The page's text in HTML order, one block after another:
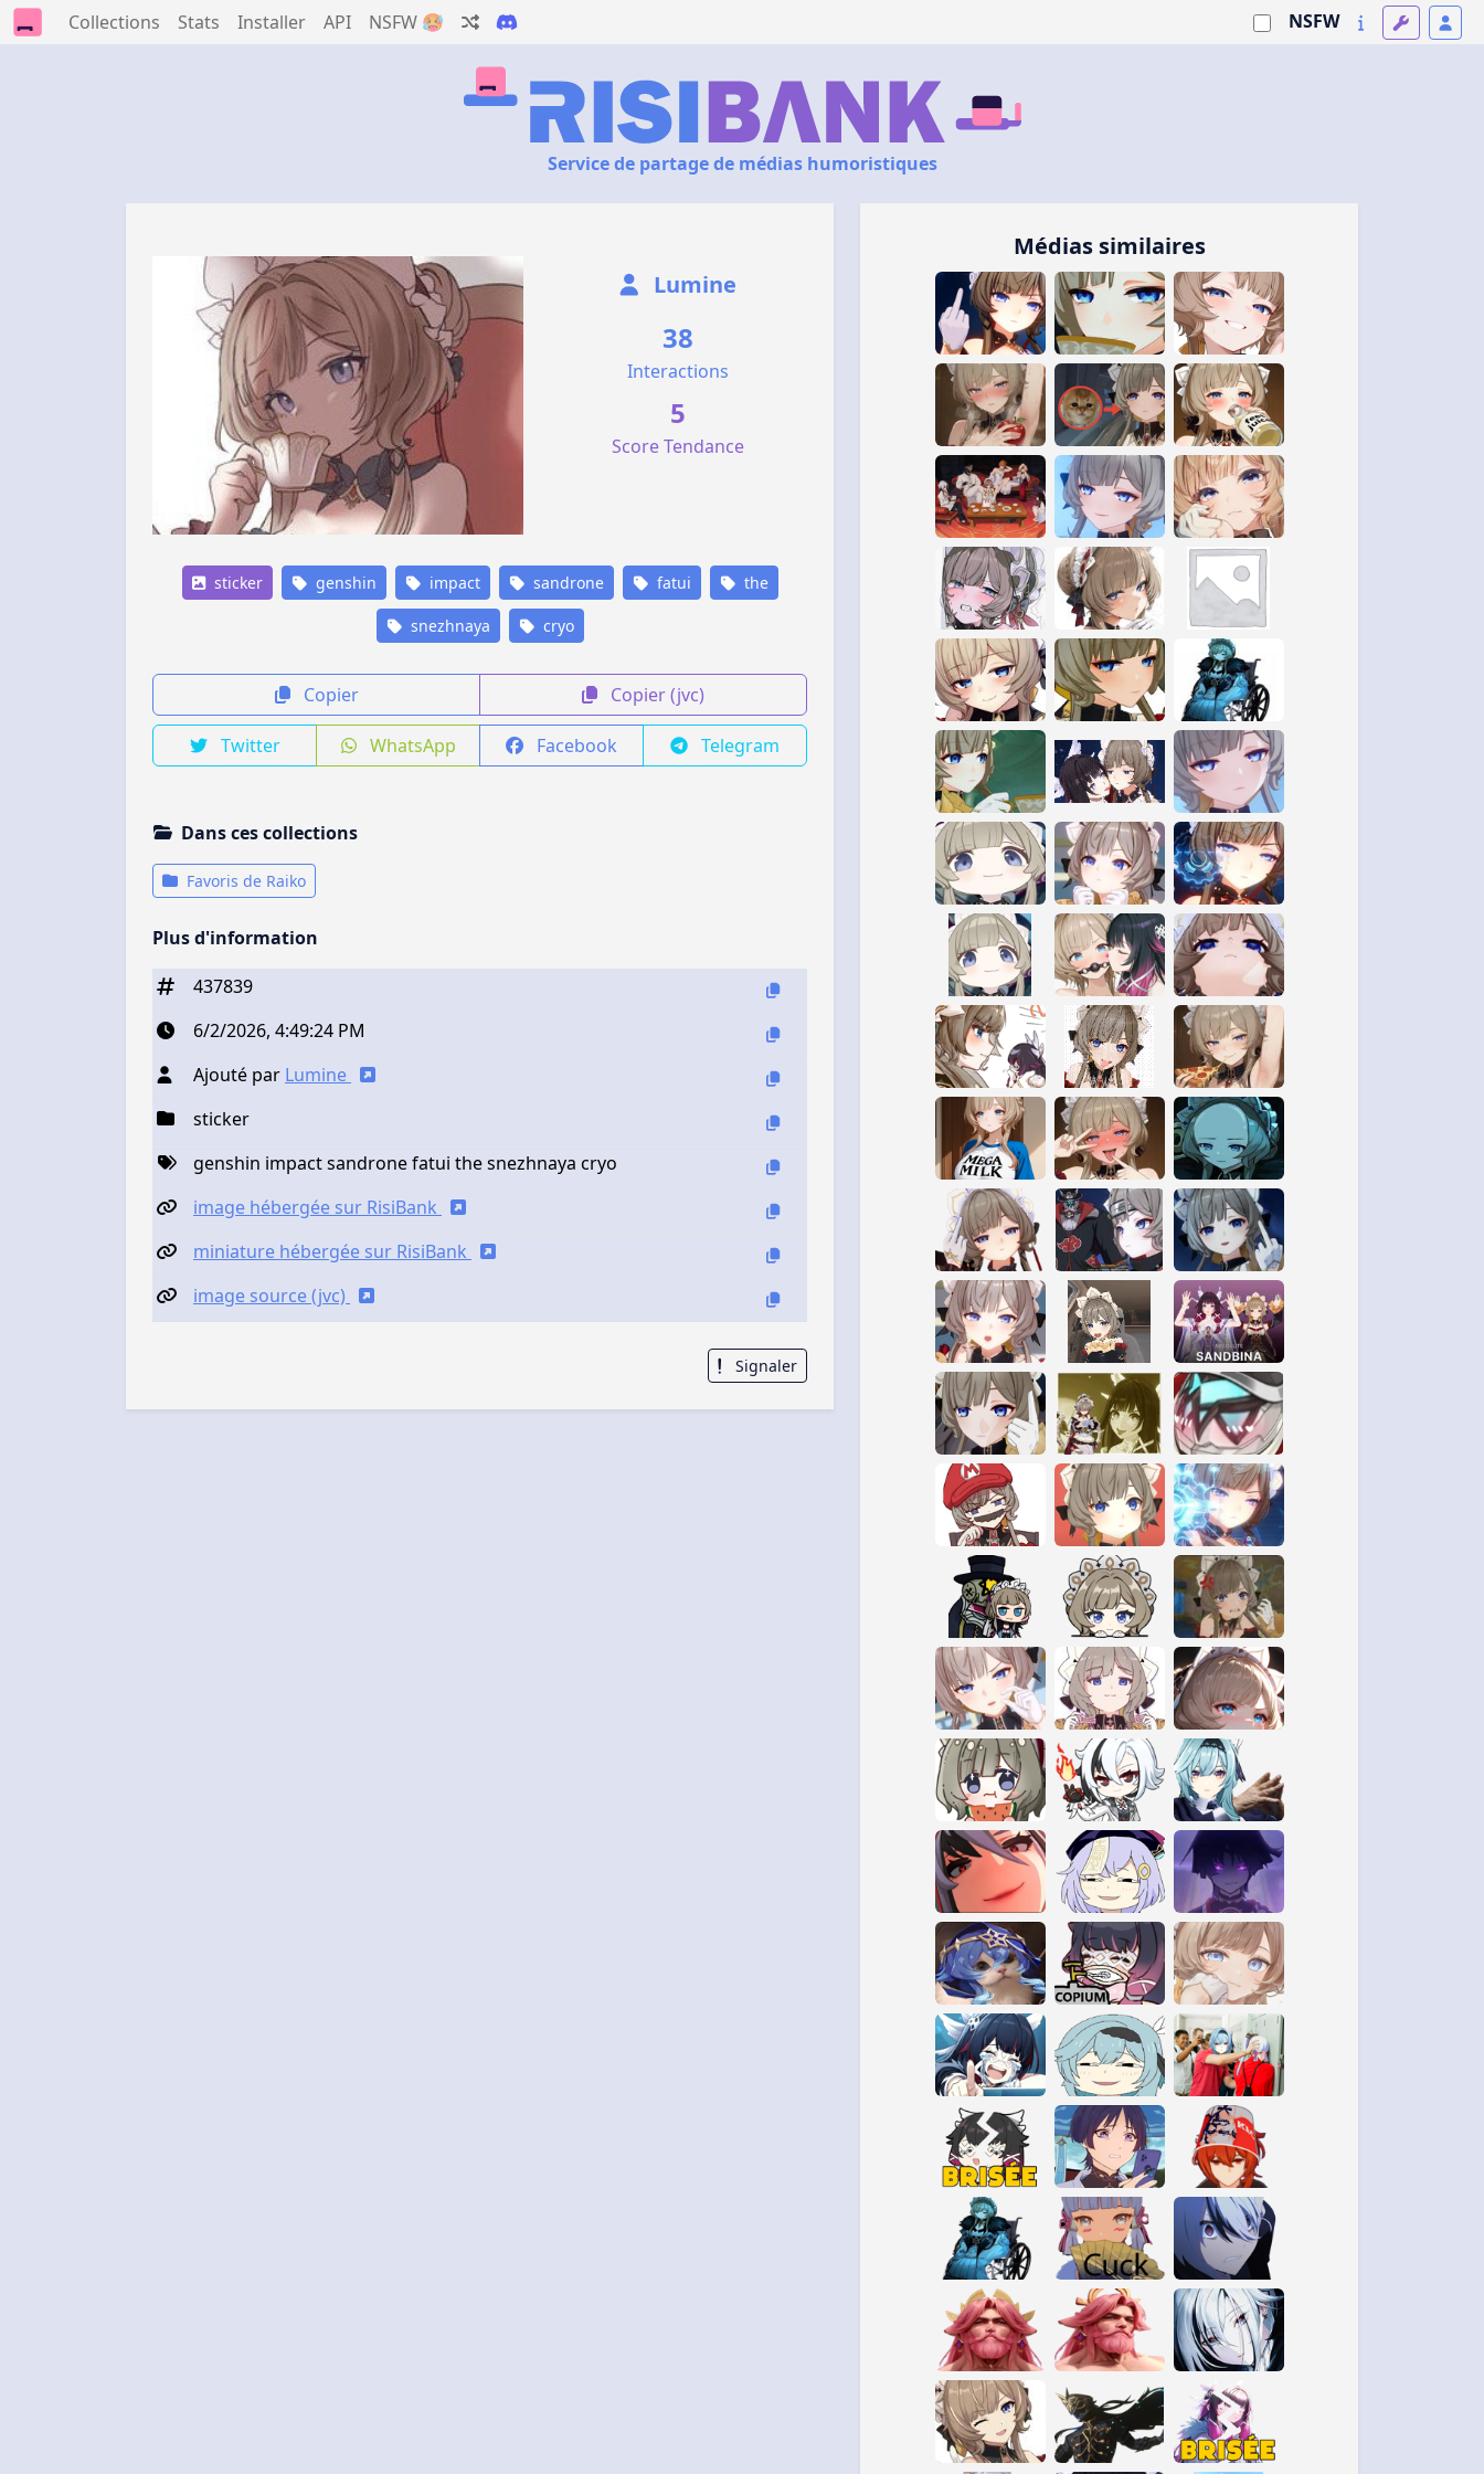
Collections Stats Installer API NSFW 🥵 NSFW
Service de partage de médias humoristiques
Lumine
38
Interactions
5
Score Tendance
sticker genshin impact sandrone fatui the
snezhnaya cryo
Copier Copier (jvc)
Twitter WhatsApp Facebook Telegram
Dans ces collections
Favoris de Raiko
Plus d'information
437839
6/2/2026, 4:49:24 PM
Ajouté par Lumine
sticker
genshin impact sandrone fatui the snezhnaya cryo
image hébergée sur RisiBank
miniature hébergée sur RisiBank
image source (jvc)
Signaler
Médias similaires